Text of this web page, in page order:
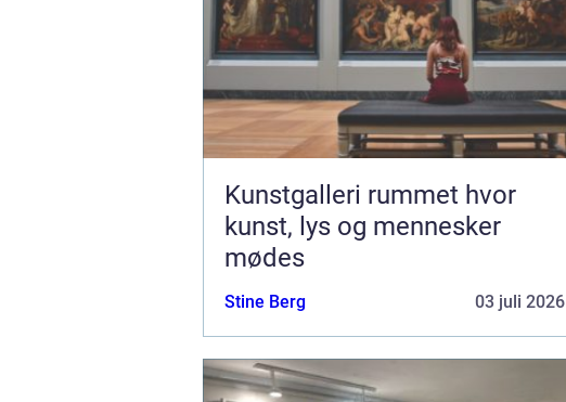
Kunstgalleri rummet hvor
kunst, lys og mennesker
mødes
Stine Berg 03 juli 2026